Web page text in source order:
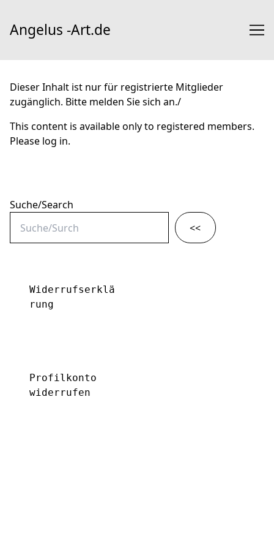
Content
Angelus -Art.de
Dieser Inhalt ist nur für registrierte Mitglieder
zugänglich. Bitte melden Sie sich an./
This content is available only to registered members.
Please log in.
Suche/Search
<<
Widerrufserklä
rung
Profilkonto
widerrufen